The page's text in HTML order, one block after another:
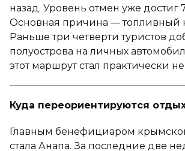
назад. Уровень отмен уже достиг
Основная причина — топливный
Раньше три четверти туристов
полуострова на личных
этот маршрут стал практически
Куда переориентируются
Главным бенефициаром
стала Анапа. За последние две